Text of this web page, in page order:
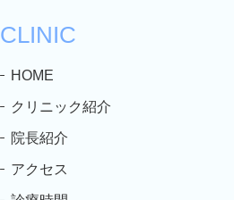
CLINIC
HOME
クリニック紹介
院長紹介
アクセス